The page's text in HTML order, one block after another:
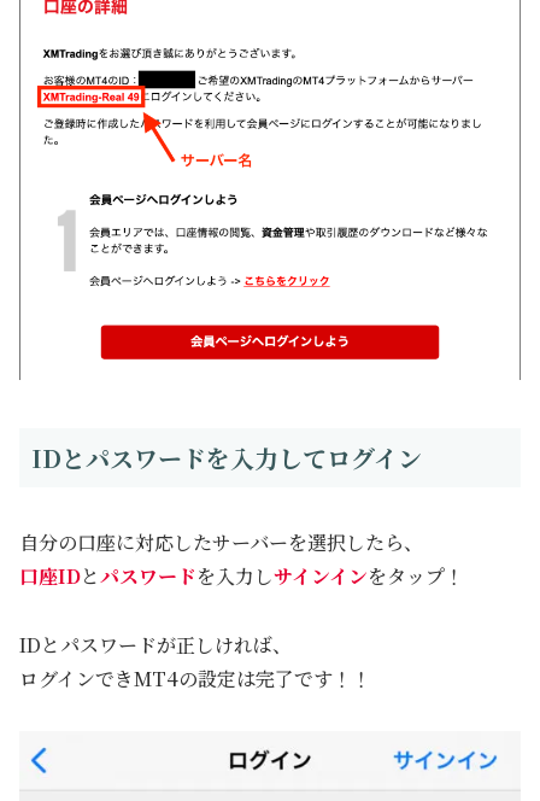
IDとパスワードを入力してログイン
自分の口座に対応したサーバーを選択したら、
口座IDとパスワードを入力しサインインをタップ！
IDとパスワードが正しければ、
ログインできMT4の設定は完了です！！